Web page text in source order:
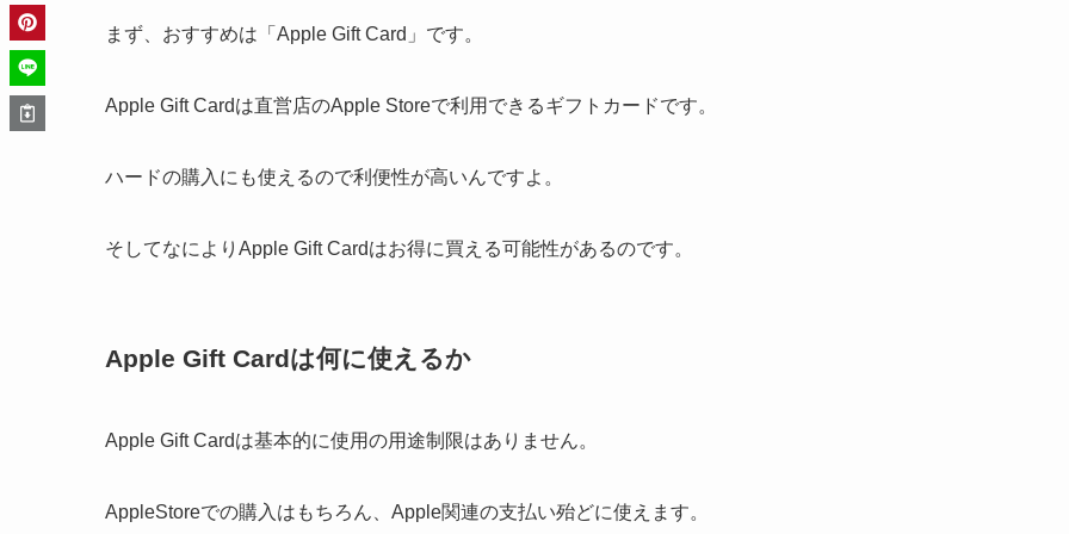
まず、おすすめは「Apple Gift Card」です。
Apple Gift Cardは直営店のApple Storeで利用できるギフトカードです。
ハードの購入にも使えるので利便性が高いんですよ。
そしてなによりApple Gift Cardはお得に買える可能性があるのです。
Apple Gift Cardは何に使えるか
Apple Gift Cardは基本的に使用の用途制限はありません。
AppleStoreでの購入はもちろん、Apple関連の支払い殆どに使えます。